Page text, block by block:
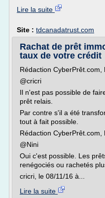
Lire la suite
Site : tdcanadatrust.com
Rachat de prêt
taux de votre crédit
Rédaction CyberPrêt.com,
@cricri
Il n'est pas possible de
prêt relais.
Par contre s'il a été
tout à fait possible.
Rédaction CyberPrêt.com,
@Nini
Oui c'est possible. Les
renégociés ou rachetés
cricri, le 08/11/16 à...
Lire la suite